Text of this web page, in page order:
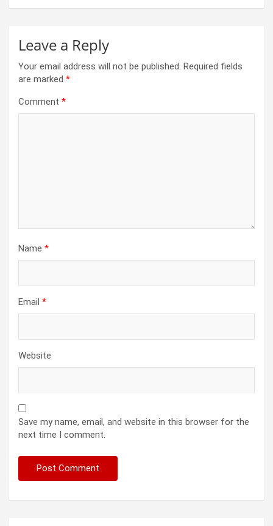
Leave a Reply
Your email address will not be published. Required fields
are marked *
Comment *
Name *
Email *
Website
Save my name, email, and website in this browser for the
next time I comment.